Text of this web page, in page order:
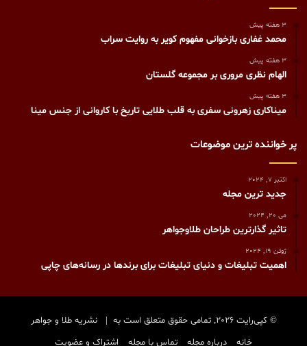
3 هفته پیش
محمد غفاری بازخوانی مفهوم کویر به روایت سراب
3 هفته پیش
الهام نظری مروری بر مجموعه گلستان
3 هفته پیش
میناکاری زهرونی سفری به قلب طلایی تاریخ با کاروانی از جنس مینا
پر خواننده ترین موضوعات
اکتبر 7, 2024
جدید ترین مجله
می 20, 2024
تاثیر گذارترین طراحان طلاوجواهر
ژوئن 19, 2024
اهمیت تبلیغات و دنیای تبلیغات برای برندها در رسانه‌های چاپی
© کپی‌رایت 2026, تمامی حقوق متعلق است به |
نشریه طلا و جواهر
خانه
درباره مجله تماس با مجله اشتراک و عضویت